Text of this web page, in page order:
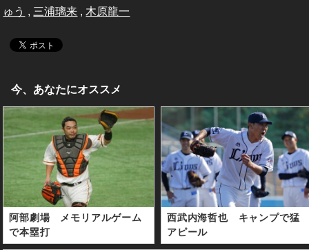
ゅう , 三浦璃来 , 木原龍一
今、あなたにオススメ
阿部劇場 メモリアルゲーム
で本塁打
西武内海哲也 キャンプで猛
アピール